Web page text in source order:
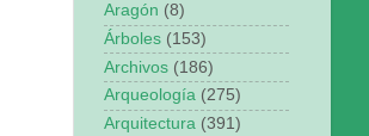
Aragón (8)
Árboles (153)
Archivos (186)
Arqueología (275)
Arquitectura (391)